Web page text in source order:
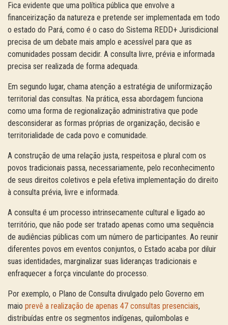
Fica evidente que uma política pública que envolve a
financeirização da natureza e pretende ser implementada em todo
o estado do Pará, como é o caso do Sistema REDD+ Jurisdicional
precisa de um debate mais amplo e acessível para que as
comunidades possam decidir. A consulta livre, prévia e informada
precisa ser realizada de forma adequada.
Em segundo lugar, chama atenção a estratégia de uniformização
territorial das consultas. Na prática, essa abordagem funciona
como uma forma de regionalização administrativa que pode
desconsiderar as formas próprias de organização, decisão e
territorialidade de cada povo e comunidade.
A construção de uma relação justa, respeitosa e plural com os
povos tradicionais passa, necessariamente, pelo reconhecimento
de seus direitos coletivos e pela efetiva implementação do direito
à consulta prévia, livre e informada.
A consulta é um processo intrinsecamente cultural e ligado ao
território, que não pode ser tratado apenas como uma sequência
de audiências públicas com um número de participantes. Ao reunir
diferentes povos em eventos conjuntos, o Estado acaba por diluir
suas identidades, marginalizar suas lideranças tradicionais e
enfraquecer a força vinculante do processo.
Por exemplo, o Plano de Consulta divulgado pelo Governo em
maio prevê a realização de apenas 47 consultas presenciais,
distribuídas entre os segmentos indígenas, quilombolas e